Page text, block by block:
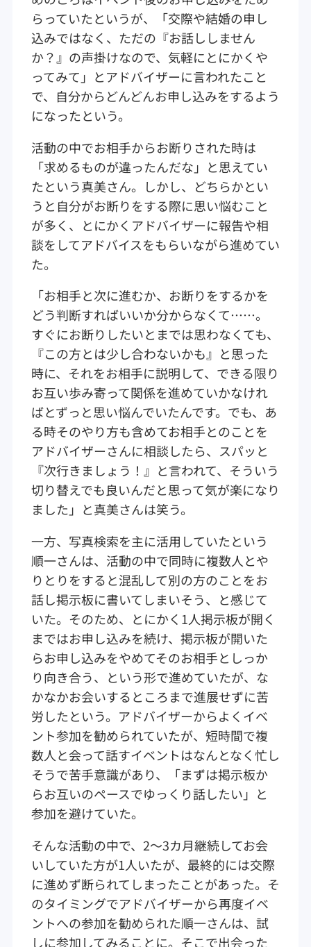
らっていたというが、「交際や結婚の申し
込みではなく、ただの『お話ししません
か？』の声掛けなので、気軽にとにかくや
ってみて」とアドバイザーに言われたこと
で、自分からどんどんお申し込みをするよう
になったという。
活動の中でお相手からお断りされた時は
「求めるものが違ったんだな」と思えてい
たという真美さん。しかし、どちらかとい
うと自分がお断りをする際に思い悩むこと
が多く、とにかくアドバイザーに報告や相
談をしてアドバイスをもらいながら進めてい
た。
「お相手と次に進むか、お断りをするかを
どう判断すればいいか分からなくて……。
すぐにお断りしたいとまでは思わなくても、
『この方とは少し合わないかも』と思った
時に、それをお相手に説明して、できる限り
お互い歩み寄って関係を進めていかなけれ
ばとずっと思い悩んでいたんです。でも、あ
る時そのやり方も含めてお相手とのことを
アドバイザーさんに相談したら、スパッと
『次行きましょう！』と言われて、そういう
切り替えでも良いんだと思って気が楽になり
ました」と真美さんは笑う。
一方、写真検索を主に活用していたという
順一さんは、活動の中で同時に複数人とや
りとりをすると混乱して別の方のことをお
話し掲示板に書いてしまいそう、と感じて
いた。そのため、とにかく1人掲示板が開く
まではお申し込みを続け、掲示板が開いた
らお申し込みをやめてそのお相手としっか
り向き合う、という形で進めていたが、な
かなかお会いするところまで進展せずに苦
労したという。アドバイザーからよくイベ
ント参加を勧められていたが、短時間で複
数人と会って話すイベントはなんとなく忙し
そうで苦手意識があり、「まずは掲示板か
らお互いのペースでゆっくり話したい」と
参加を避けていた。
そんな活動の中で、2～3カ月継続してお会
いしていた方が1人いたが、最終的には交際
に進めず断られてしまったことがあった。そ
のタイミングでアドバイザーから再度イベ
ントへの参加を勧められた順一さんは、試
しに参加してみることに。そこで出会った